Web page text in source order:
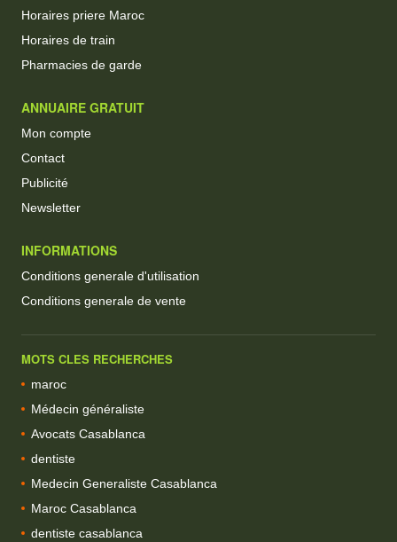
Horaires priere Maroc
Horaires de train
Pharmacies de garde
ANNUAIRE GRATUIT
Mon compte
Contact
Publicité
Newsletter
INFORMATIONS
Conditions generale d'utilisation
Conditions generale de vente
MOTS CLES RECHERCHES
maroc
Médecin généraliste
Avocats Casablanca
dentiste
Medecin Generaliste Casablanca
Maroc Casablanca
dentiste casablanca